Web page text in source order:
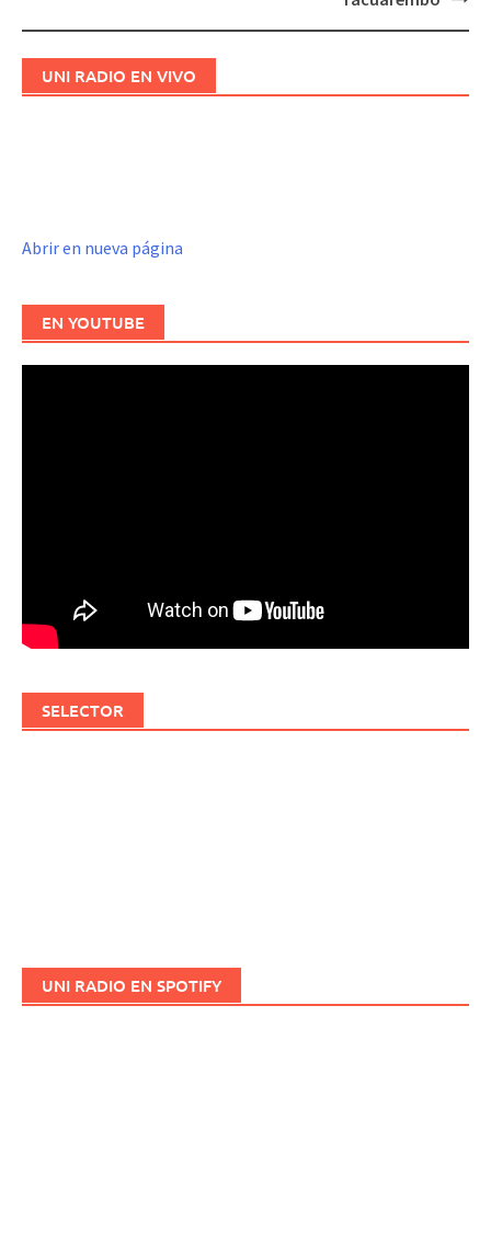
UNI RADIO EN VIVO
Abrir en nueva página
EN YOUTUBE
SELECTOR
UNI RADIO EN SPOTIFY